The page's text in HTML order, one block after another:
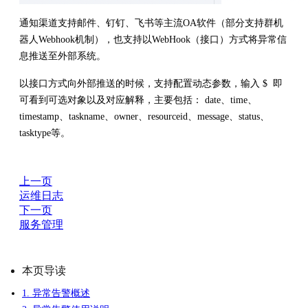
通知渠道支持邮件、钉钉、飞书等主流OA软件（部分支持群机
器人Webhook机制），也支持以WebHook（接口）方式将异常信
息推送至外部系统。
以接口方式向外部推送的时候，支持配置动态参数，输入 $ 即
可看到可选对象以及对应解释，主要包括： date、time、
timestamp、taskname、owner、resourceid、message、status、
tasktype等。
上一页
运维日志
下一页
服务管理
本页导读
1. 异常告警概述